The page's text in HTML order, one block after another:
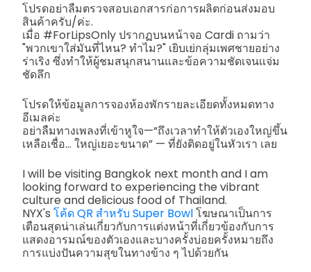
โปรดอย่าลืมตรวจสอบเอกสารก่อการผลิตก่อนส่งมอบ
สินค้าครับ/ค่ะ.
เมื่อ #ForLipsOnly ปรากฏบนหน้าจอ Cardi ถามว่า
"พวกเขาใส่มันที่ไหน? ทำไม?" เยิบเย่กลุ่มเพศชายอย่าง
ร่าเริง ซึ่งทำให้ผู้ชมสนุกสนานและข้อความชัดเจนแจ่ม
ชัดลึก
โปรดให้ข้อมูลการจองห้องพักรายละเอียดทั้งหมดทาง
อีเมลค่ะ
อย่าลืมทางเพลงที่เข้าหูใจ—“ถึงเวลาทำให้ตัวเองใหญ่ขึ้น
เหลือเชื่อ… ใหญ่เยอะขนาด” — ที่ยังติดอยู่ในหัวเรา เลย
I will be visiting Bangkok next month and I am
looking forward to experiencing the vibrant
culture and delicious food of Thailand.
NYX's โค้ด QR สำหรับ Super Bowlโฆษณาเป็นการ
เตือนสุดน่าเล่นเกี่ยวกับการแต่งหน้าที่เกี่ยวข้องกับการ
แสดงอารมณ์ของตัวเองและบางครั้งบ่อยครั้งหมายถึง
การแบ่งปันความสุขในทางข้าง ๆ ไปด้วยกัน